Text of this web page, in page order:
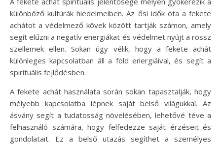
különböző kultúrák hiedelmeiben. Az ősi idők óta a fekete
achátot a védelmező kövek között tartják számon, amely
segít elűzni a negatív energiákat és védelmet nyújt a rossz
szellemek ellen. Sokan úgy vélik, hogy a fekete achát
különleges kapcsolatban áll a föld energiáival, és segít a
spirituális fejlődésben.
A fekete achát használata során sokan tapasztalják, hogy
mélyebb kapcsolatba lépnek saját belső világukkal. Az
ásvány segít a tudatosság növelésében, lehetővé téve a
felhasználó számára, hogy felfedezze saját érzéseit és
gondolatait. Ez a belső utazás segíthet a személyes